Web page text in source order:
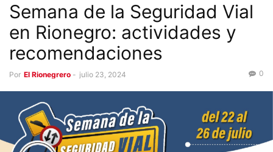
Semana de la Seguridad Vial
en Rionegro: actividades y
recomendaciones
Por El Rionegrero - julio 23, 2024 0